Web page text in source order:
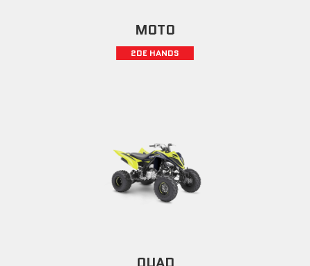
MOTO
2DE HANDS